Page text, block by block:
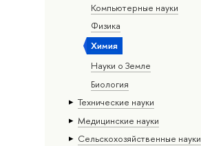
Компьютерные науки
Физика
Химия
Науки о Земле
Биология
Тех­ничес­кие науки
Медицинские науки
Сельскохозяйственные науки